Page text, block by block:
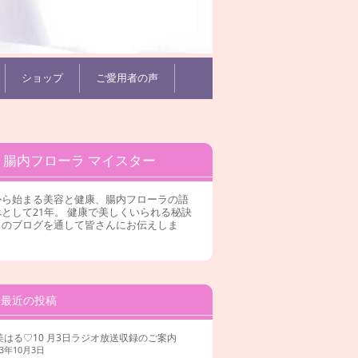
ショップ ご愛用者の声
腸内フローラ マイスター
始まる美容と健康、腸内フローラの語
して21年。 健康で美しくいられる秘訣
ブログを通して皆さんにお伝えしま
最近の投稿
はる♡10 月3日ラジオ放送収録のご案内
年10月3日